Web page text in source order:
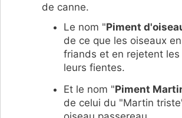
de canne.
Le nom "Piment
de ce que les oiseaux
friands et en rejetent les
leurs fientes.
Et le nom "Piment
de celui du "Martin